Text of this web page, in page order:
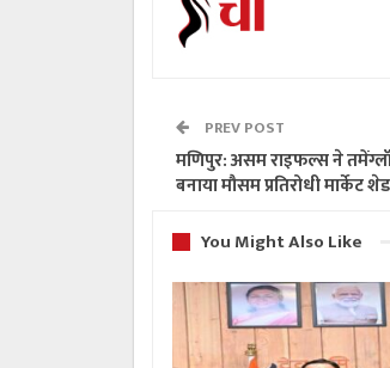
PREV POST
मणिपुर: असम राइफल्स ने
बनाया मौसम प्रतिरोधी मार्केट शेड
You Might Also Like